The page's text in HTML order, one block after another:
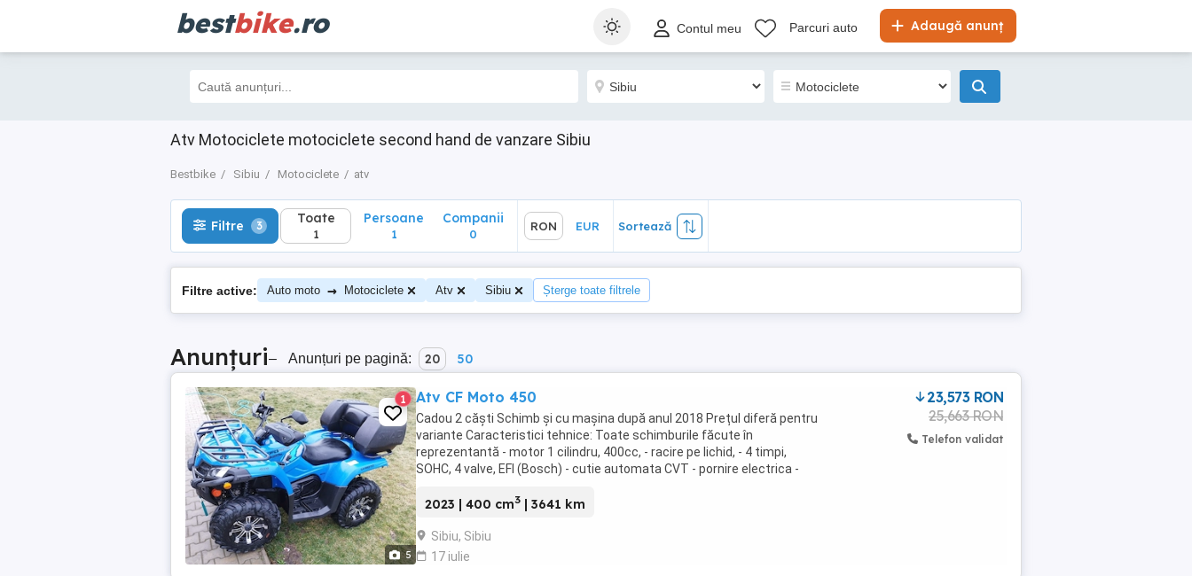
bestbike.ro Adaugă anunț
Contul meu Parcuri auto
Atv Motociclete motociclete second hand de vanzare Sibiu
Bestbike Sibiu Motociclete atv
Filtre 3 Toate
1
Sortează
Filtre 3 Toate
1
Persoane
1
Companii
0
RON EUR Sortează
Filtre active: Auto moto → Motociclete Atv Sibiu Șterge toate filtrele
Anunțuri– Anunțuri pe pagină: 20 50
5
1 Atv CF Moto 450
Cadou 2 căști Schimb și cu mașina după anul 2018 Prețul diferă pentru
variante Caracteristici tehnice: Toate schimburile făcute în
reprezentantă - motor 1 cilindru, 400cc, - racire pe lichid, - 4 timpi,
SOHC, 4 valve, EFI (Bosch) - cutie automata CVT - pornire electrica -
2023 | 400 cm3 | 3641 km
Sibiu, Sibiu
17 iulie
23,573 RON
25,663 RON
Telefon validat